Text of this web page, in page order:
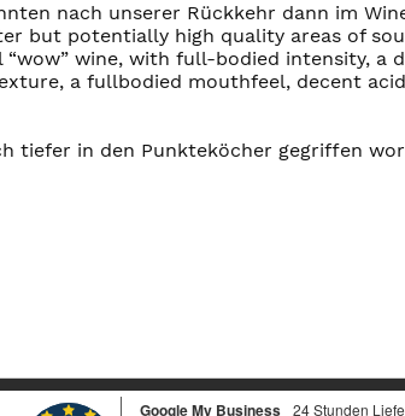
nach unserer Rückkehr dann im
but potentially high quality areas of
wine, with full-bodied intensity,
a fullbodied mouthfeel, decent
tiefer in den Punkteköcher gegriffen